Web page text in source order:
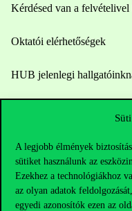
A legjobb élmények
sütiket használunk az
Ezekhez a technológiákhoz
az olyan adatok
egyedi azonosítók ezen az
Kérdésed van a felvételivel
Oktatói elérhetőségek
HUB jelenlegi